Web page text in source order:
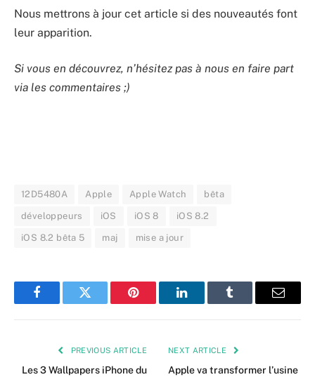
Nous mettrons à jour cet article si des nouveautés font
leur apparition.
Si vous en découvrez, n’hésitez pas à nous en faire part
via les commentaires ;)
12D5480A Apple Apple Watch bêta
développeurs iOS iOS 8 iOS 8.2
iOS 8.2 bêta 5 maj mise a jour
FacebookTwitter Pinterest LinkedInTumblr Email
PREVIOUS ARTICLE
Les 3 Wallpapers iPhone du
NEXT ARTICLE
Apple va transformer l’usine